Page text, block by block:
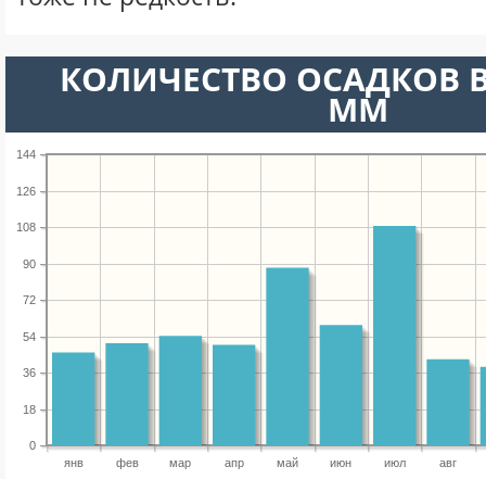
КОЛИЧЕСТВО ОСАДКОВ
ММ
янв фев мар апр май июн июл авг
0
18
36
54
72
90
108
126
144